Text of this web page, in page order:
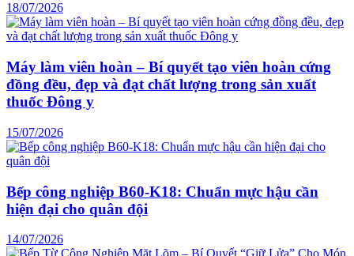
18/07/2026
Máy làm viên hoàn – Bí quyết tạo viên hoàn cứng
đồng đều, đẹp và đạt chất lượng trong sản xuất
thuốc Đông y
15/07/2026
Bếp công nghiệp B60-K18: Chuẩn mực hậu cần
hiện đại cho quân đội
14/07/2026